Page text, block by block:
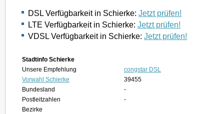
DSL Verfügbarkeit in Schierke: Jetzt prüfen!
LTE Verfügbarkeit in Schierke: Jetzt prüfen!
VDSL Verfügbarkeit in Schierke: Jetzt prüfen!
Stadtinfo Schierke
Unsere Empfehlung
congstar DSL
Vorwahl Schierke
39455
Bundesland
-
Postleitzahlen
-
Bezirke